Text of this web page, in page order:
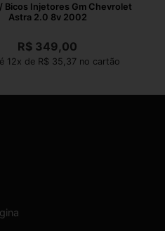
Bicos Injetores Gm Chevrolet
Astra 2.0 8v 2002
R$ 349,00
12x de R$ 35,37 no cartão